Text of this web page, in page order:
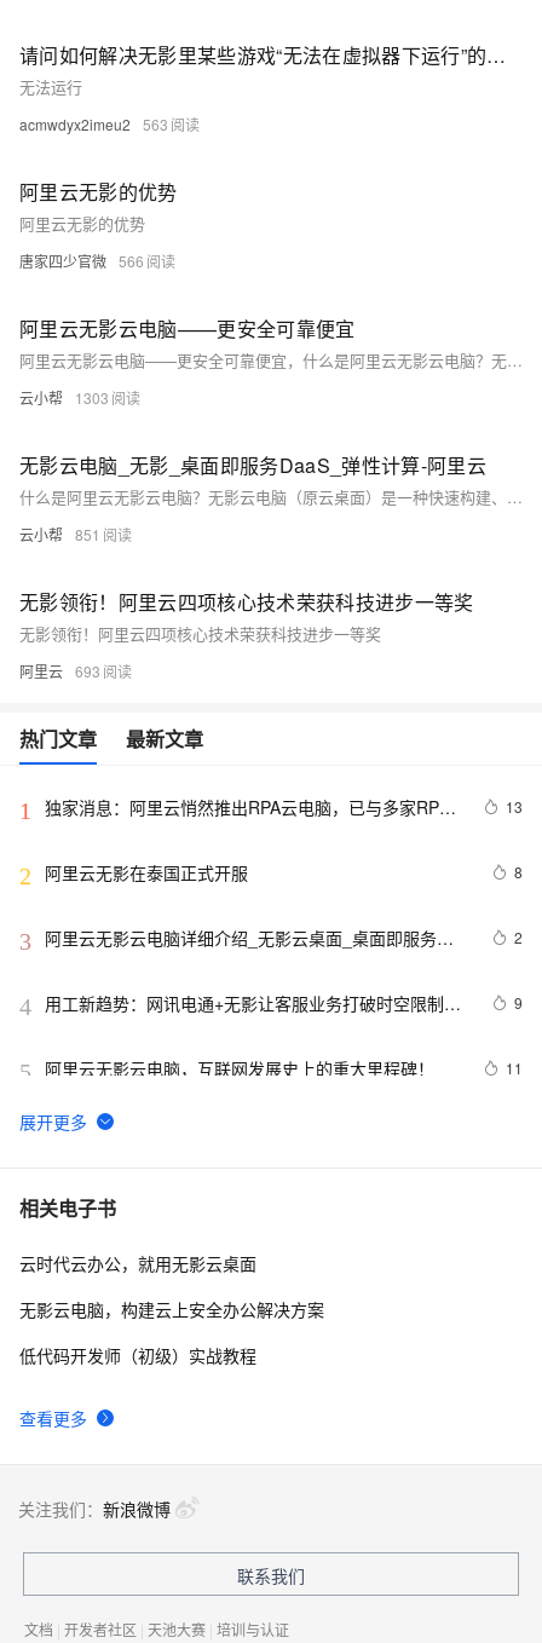
请问如何解决无影里某些游戏“无法在虚拟器下运行”的问题
无法运行
acmwdyx2imeu2 563
阿里云无影的优势
阿里云无影的优势
唐家四少官微 566
阿里云无影云电脑——更安全可靠便宜
阿里云无影云电脑——更安全可靠便宜，什么是阿里云无影云电脑？无影云电脑（原云桌面）是一种快速构建、高效管理桌面办公环境，无影云电脑可用于远程办公、多分支机构、安全OA、短期使用、专业制图等使用场景，阿里云百科分享无影云桌面的详细介绍、租用价格、云电脑的优势、使用场景、网络架构、无影云电脑与云服务器的区别以及关于无影云电脑的常见问题解答FAQ
云小帮 1303
无影云电脑_无影_桌面即服务DaaS_弹性计算-阿里云
什么是阿里云无影云电脑？无影云电脑（原云桌面）是一种快速构建、高效管理桌面办公环境，无影云电脑可用于远程办公、多分支机构、安全OA、短期使用、专业制图等使用场景，阿里云百科分享无影云桌面的详细介绍、租用价格、云电脑的优势、使用场景、网络架构、无影云电脑与云服务器的区别以及关于无影云电脑的常见问题解答FAQ
云小帮 851
无影领衔！阿里云四项核心技术荣获科技进步一等奖
无影领衔！阿里云四项核心技术荣获科技进步一等奖
阿里云 693
热门文章 最新文章
1
独家消息：阿里云悄然推出RPA云电脑，已与多家RPA
13
2 阿里云无影在泰国正式开服 8
3
阿里云无影云电脑详细介绍_无影云桌面_桌面即服务
2
4 用工新趋势：网讯电通+无影让客服业务打破时空限制，
9
5 阿里云无影云电脑，互联网发展史上的重大里程碑！ 11
6 阿里云无影在福州正式开服
7 无影云电脑快速上手教程(保姆级)
8 阿里云新品发布会周刊第142期 丨 无影云应用重磅发布
相关电子书
查看更多
云时代云办公，就用无影云桌面
无影云电脑，构建云上安全办公解决方案
低代码开发师（初级）实战教程
关注我们： 新浪微博
联系我们
文档 | 开发者社区 | 天池大赛 | 培训与认证